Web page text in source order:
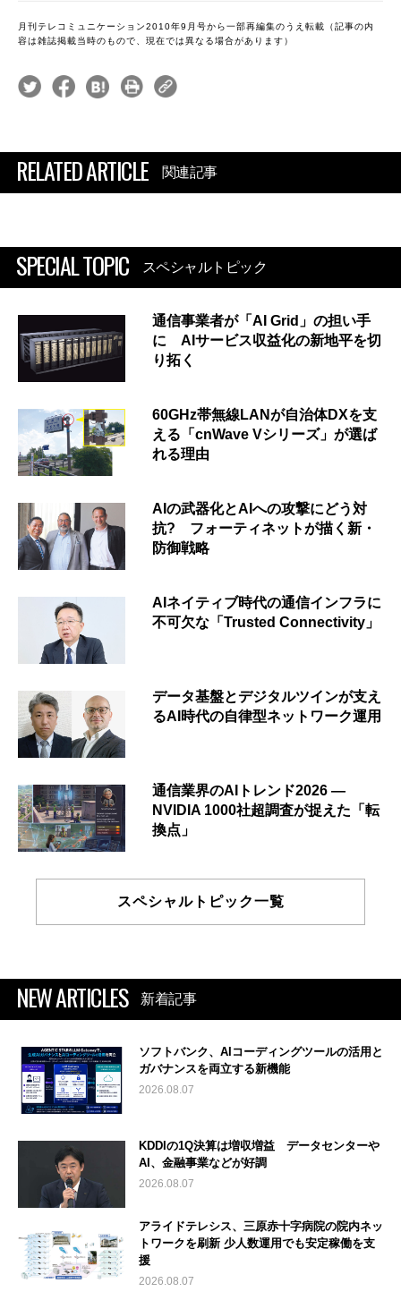
月刊テレコミュニケーション2010年9月号から一部再編集のうえ転載（記事の内
容は雑誌掲載当時のもので、現在では異なる場合があります）
RELATED ARTICLE 関連記事
SPECIAL TOPIC スペシャルトピック
通信事業者が「AI Grid」の担い手
に AIサービス収益化の新地平を切
り拓く
60GHz帯無線LANが自治体DXを支
える「cnWave Vシリーズ」が選ば
れる理由
AIの武器化とAIへの攻撃にどう対
抗? フォーティネットが描く新・
防御戦略
AIネイティブ時代の通信インフラに
不可欠な「Trusted Connectivity」
データ基盤とデジタルツインが支え
るAI時代の自律型ネットワーク運用
通信業界のAIトレンド2026 ―
NVIDIA 1000社超調査が捉えた「転
換点」
スペシャルトピック一覧
NEW ARTICLES 新着記事
ソフトバンク、AIコーディングツールの活用と
ガバナンスを両立する新機能
2026.08.07
KDDIの1Q決算は増収増益 データセンターや
AI、金融事業などが好調
2026.08.07
アライドテレシス、三原赤十字病院の院内ネッ
トワークを刷新 少人数運用でも安定稼働を支
援
2026.08.07